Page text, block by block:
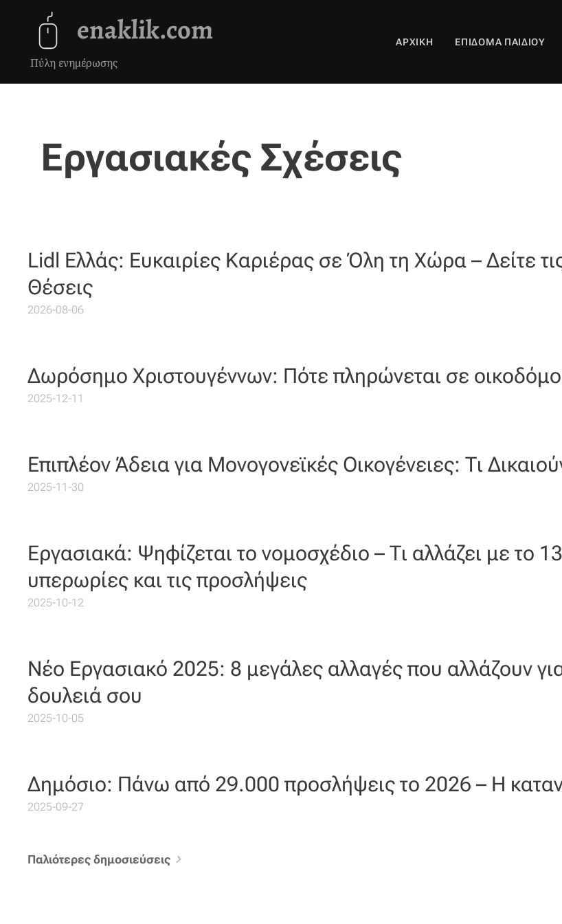
enaklik.com
Πύλη ενημέρωσης
ΑΡΧΙΚΉ ΕΠΊΔΟΜΑ ΠΑΙΔΙΟΎ
Εργασιακές Σχέσεις
Lidl Ελλάς: Ευκαιρίες Καριέρας σε Όλη τη Χώρα – Δείτε
Θέσεις
2026-08-06
Δωρόσημο Χριστουγέννων: Πότε πληρώνεται σε
2025-12-11
Επιπλέον Άδεια για Μονογονεϊκές Οικογένειες: Τι
2025-11-30
Εργασιακά: Ψηφίζεται το νομοσχέδιο – Τι αλλάζει με το
υπερωρίες και τις προσλήψεις
2025-10-12
Νέο Εργασιακό 2025: 8 μεγάλες αλλαγές που αλλάζουν
δουλειά σου
2025-10-05
Δημόσιο: Πάνω από 29.000 προσλήψεις το 2026 – Η
2025-09-27
Παλιότερες δημοσιεύσεις